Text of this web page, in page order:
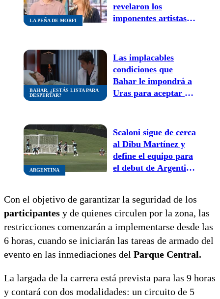
LA PEÑA DE MORFI
revelaron los
imponentes artistas y
BAHAR, ¿ESTÁS LISTA PARA
DESPERTAR?
Las implacables
condiciones que
Bahar le impondrá a
Uras para aceptar sus
ARGENTINA
Scaloni sigue de cerca
al Dibu Martínez y
define el equipo para
el debut de Argentina
Con el objetivo de garantizar la seguridad de los
participantes y de quienes circulen por la zona, las
restricciones comenzarán a implementarse desde las
6 horas, cuando se iniciarán las tareas de armado del
evento en las inmediaciones del Parque Central.
La largada de la carrera está prevista para las 9 horas
y contará con dos modalidades: un circuito de 5